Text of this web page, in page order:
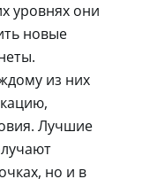
уровнях они
новые
из них
Лучшие
но и в